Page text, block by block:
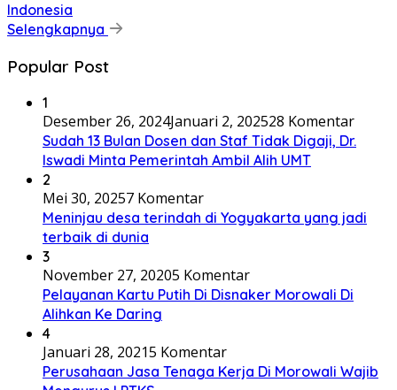
Indonesia
Selengkapnya
Popular Post
1
Desember 26, 2024Januari 2, 202528 Komentar
Sudah 13 Bulan Dosen dan Staf Tidak Digaji, Dr.
Iswadi Minta Pemerintah Ambil Alih UMT
2
Mei 30, 20257 Komentar
Meninjau desa terindah di Yogyakarta yang jadi
terbaik di dunia
3
November 27, 20205 Komentar
Pelayanan Kartu Putih Di Disnaker Morowali Di
Alihkan Ke Daring
4
Januari 28, 20215 Komentar
Perusahaan Jasa Tenaga Kerja Di Morowali Wajib